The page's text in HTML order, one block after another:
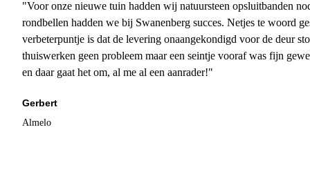
"Voor onze nieuwe tuin hadden wij natuursteen opsluitbanden
rondbellen hadden we bij Swanenberg succes. Netjes te woord
verbeterpuntje is dat de levering onaangekondigd voor de deur
thuiswerken geen probleem maar een seintje vooraf was fijn
en daar gaat het om, al me al een aanrader!"
Gerbert
Almelo